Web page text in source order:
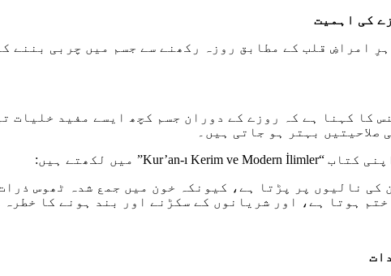
قلب کے مطابق روزہ رکھنے سے جسم میں چربی بننے کا
کہنا ہے کہ روزے کے دوران جسم کچھ ایسے مفید خلیات
بہتر ہو جاتی ہیں۔
کی نالیوں پر پڑتا ہے، کیونکہ خون میں جمع شدہ ٹھوس
ہوتا ہے، اور شریانوں کے سکڑنے اور بند ہونے کا خطرہ